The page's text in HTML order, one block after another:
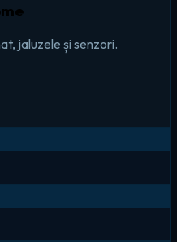
jaluzele și senzori.